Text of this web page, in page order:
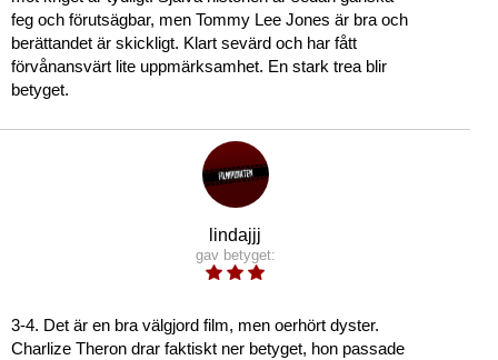
feg och förutsägbar, men Tommy Lee Jones är bra och
berättandet är skickligt. Klart sevärd och har fått
förvånansvärt lite uppmärksamhet. En stark trea blir
betyget.
lindajjj
gav betyget:
3-4. Det är en bra välgjord film, men oerhört dyster.
Charlize Theron drar faktiskt ner betyget, hon passade